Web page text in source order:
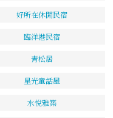
好所在休閒民宿
臨洋港民宿
青松居
星光童話屋
水悅雅築